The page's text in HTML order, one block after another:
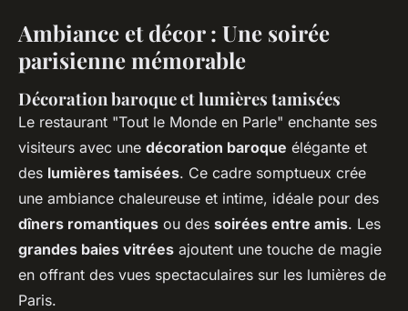
Ambiance et décor : Une soirée
parisienne mémorable
Décoration baroque et lumières tamisées
Le restaurant "Tout le Monde en Parle" enchante ses
visiteurs avec une décoration baroque élégante et
des lumières tamisées. Ce cadre somptueux crée
une ambiance chaleureuse et intime, idéale pour des
dîners romantiques ou des soirées entre amis. Les
grandes baies vitrées ajoutent une touche de magie
en offrant des vues spectaculaires sur les lumières de
Paris.